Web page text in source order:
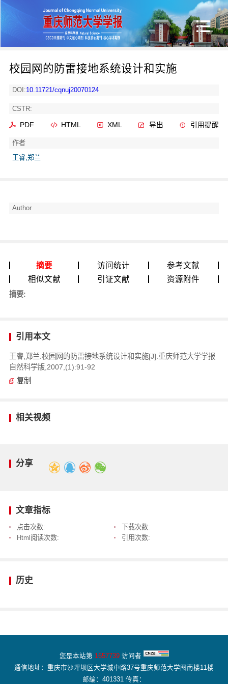
校园网的防雷接地系统设计和实施
DOI:10.11721/cqnuj20070124
CSTR:
PDF HTML XML 导出 引用提醒
作者
王睿,郑兰
Author
摘要 访问统计
参考文献
相似文献
引证文献 资源附件
摘要:
引用本文
王睿,郑兰.校园网的防雷接地系统设计和实施[J].重庆师范大学学报
自然科学版,2007,(1):91-92
复制
相关视频
分享
文章指标
点击次数:
下载次数:
Html阅读次数:
引用次数:
历史
您是本站第 1657739访问者
通信地址：重庆市沙坪坝区大学城中路37号重庆师范大学图南楼11楼
邮编：401331 传真：